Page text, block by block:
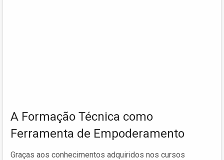
A Formação Técnica como
Ferramenta de Empoderamento
Graças aos conhecimentos adquiridos nos cursos